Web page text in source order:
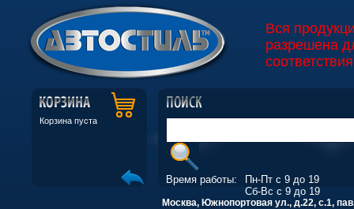
Вся
разрешена
Корзина пуста
Время работы:
Пн-Пт с 9 до 19
Сб-Вс с 9 до 19
Москва, Южнопортовая ул., д.22, с.1,